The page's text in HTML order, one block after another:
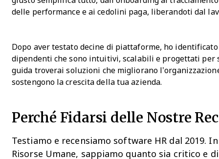
delle performance e ai cedolini paga, liberandoti dal
Dopo aver testato decine di piattaforme, ho
dipendenti che sono intuitivi, scalabili e progettati per
guida troverai soluzioni che migliorano
sostengono la crescita della tua azienda.
Perché Fidarsi delle Nostre
Testiamo e recensiamo software HR dal 2019.
Risorse Umane, sappiamo quanto sia critico e